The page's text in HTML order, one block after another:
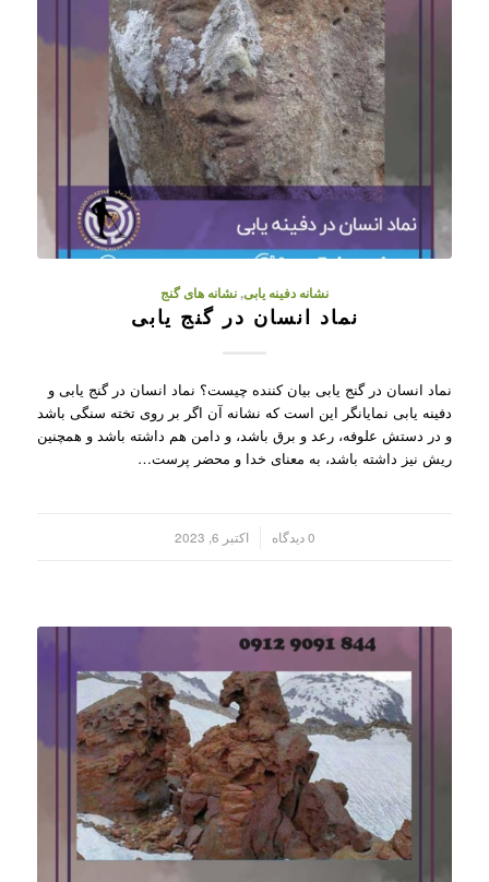
نشانه دفینه یابی,نشانه های گنج
نماد انسان در گنج یابی
نماد انسان در گنج یابی بیان کننده چیست؟ نماد انسان در گنج یابی و
دفینه یابی نمایانگر این است که نشانه آن اگر بر روی تخته سنگی باشد
و در دستش علوفه، رعد و برق باشد، و دامن هم داشته باشد و همچنین
ریش نیز داشته باشد، به معنای خدا و محضر پرست…
0 دیدگاه اکتبر 6, 2023